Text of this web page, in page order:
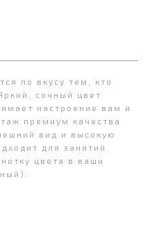
по вкусу тем, кто
сочный цвет
настроение вам и
премиум качества
вид и высокую
для занятий
цвета в ваши